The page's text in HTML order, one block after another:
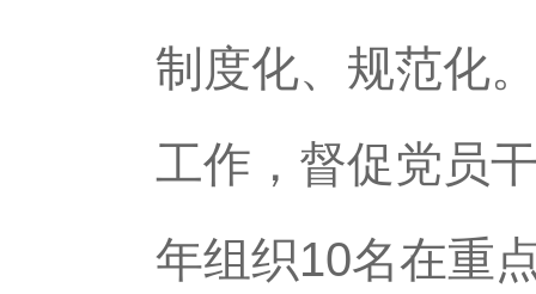
制度化、规范化
工作，督促党员
年组织10名在重